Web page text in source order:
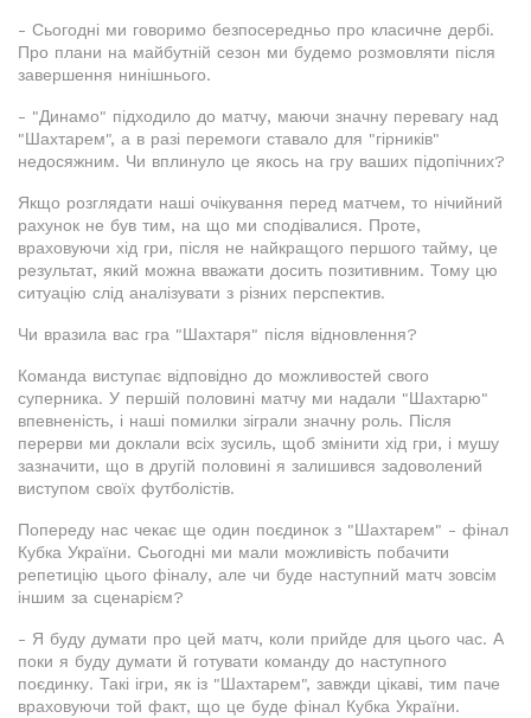
- Сьогодні ми говоримо безпосередньо про класичне дербі.
Про плани на майбутній сезон ми будемо розмовляти після
завершення нинішнього.
- "Динамо" підходило до матчу, маючи значну перевагу над
"Шахтарем", а в разі перемоги ставало для "гірників"
недосяжним. Чи вплинуло це якось на гру ваших підопічних?
Якщо розглядати наші очікування перед матчем, то нічийний
рахунок не був тим, на що ми сподівалися. Проте,
враховуючи хід гри, після не найкращого першого тайму, це
результат, який можна вважати досить позитивним. Тому цю
ситуацію слід аналізувати з різних перспектив.
Чи вразила вас гра "Шахтаря" після відновлення?
Команда виступає відповідно до можливостей свого
суперника. У першій половині матчу ми надали "Шахтарю"
впевненість, і наші помилки зіграли значну роль. Після
перерви ми доклали всіх зусиль, щоб змінити хід гри, і мушу
зазначити, що в другій половині я залишився задоволений
виступом своїх футболістів.
Попереду нас чекає ще один поєдинок з "Шахтарем" - фінал
Кубка України. Сьогодні ми мали можливість побачити
репетицію цього фіналу, але чи буде наступний матч зовсім
іншим за сценарієм?
- Я буду думати про цей матч, коли прийде для цього час. А
поки я буду думати й готувати команду до наступного
поєдинку. Такі ігри, як із "Шахтарем", завжди цікаві, тим паче
враховуючи той факт, що це буде фінал Кубка України.